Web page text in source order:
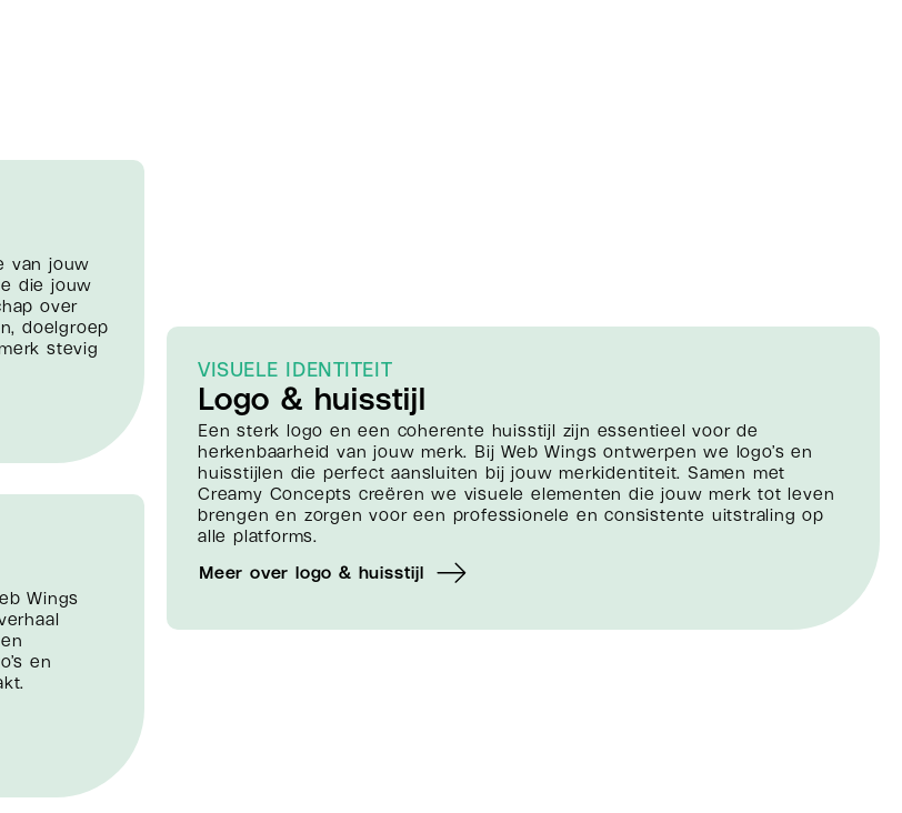
van jouw
die jouw
over
doelgroep
stevig
VISUELE IDENTITEIT
Logo & huisstijl
Een sterk logo en een coherente huisstijl zijn essentieel voor de
herkenbaarheid van jouw merk. Bij Web Wings ontwerpen we logo’s en
huisstijlen die perfect aansluiten bij jouw merkidentiteit. Samen met
Creamy Concepts creëren we visuele elementen die jouw merk tot leven
brengen en zorgen voor een professionele en consistente uitstraling op
alle platforms.
Meer over logo & huisstijl
Wings
en